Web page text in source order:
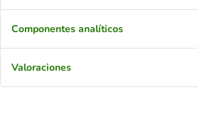
Componentes analíticos
Valoraciones